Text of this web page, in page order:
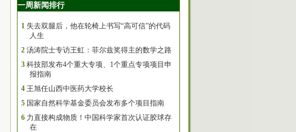
一周新闻排行
1 失去双腿后，他在轮椅上书写“高可信”的代码
人生
2 汤涛院士专访王虹：菲尔兹奖得主的数学之路
3 科技部发布4个重大专项、1个重点专项项目申
报指南
4 王旭任山西中医药大学校长
5 国家自然科学基金委员会发布多个项目指南
6 力直接构成物质！中国科学家首次认证胶球存
在